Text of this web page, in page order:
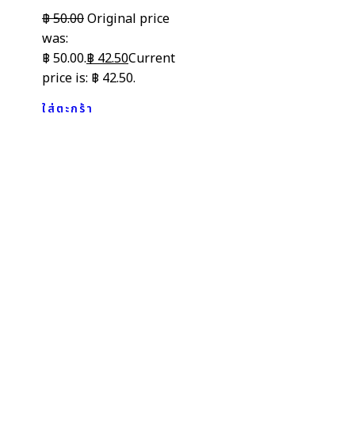
฿50.00Original price
was:
฿ 50.00.฿ 42.50Current
price is: ฿ 42.50.
ใส่ตะกร้า